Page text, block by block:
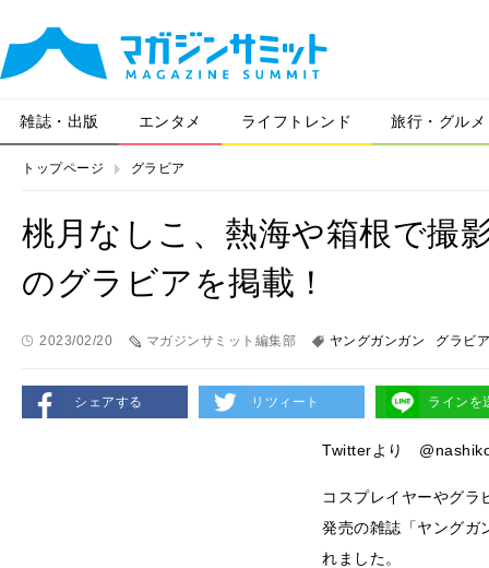
雑誌・出版 エンタメ ライフトレンド 旅行・グルメ
トップページ グラビア
桃月なしこ、熱海や箱根で撮
のグラビアを掲載！
2023/02/20 マガジンサミット編集部 ヤングガンガン グラビア
シェアする リツィート ラインを
Twitterより
コスプレイヤーやグラ
発売の雑誌「ヤングガ
れました。